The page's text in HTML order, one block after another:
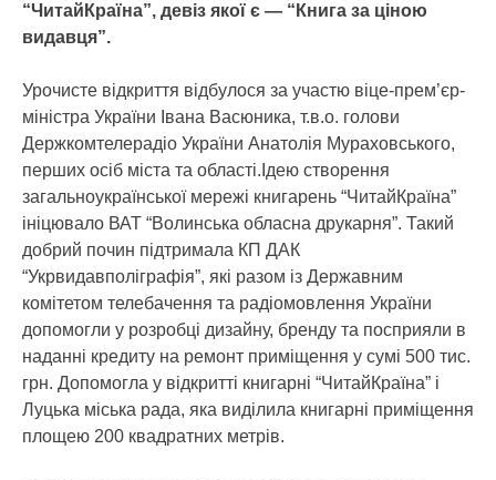
“ЧитайКраїна”, девіз якої є — “Книга за ціною
видавця”.
Урочисте відкриття відбулося за участю віце-прем’єр-
міністра України Івана Васюника, т.в.о. голови
Держкомтелерадіо України Анатолія Мураховського,
перших осіб міста та області. Ідею створення
загальноукраїнської мережі книгарень “ЧитайКраїна”
ініцювало ВАТ “Волинська обласна друкарня”. Такий
добрий почин підтримала КП ДАК
“Укрвидавполіграфія”, які разом із Державним
комітетом телебачення та радіомовлення України
допомогли у розробці дизайну, бренду та посприяли в
наданні кредиту на ремонт приміщення у сумі 500 тис.
грн. Допомогла у відкритті книгарні “ЧитайКраїна” і
Луцька міська рада, яка виділила книгарні приміщення
площею 200 квадратних метрів.